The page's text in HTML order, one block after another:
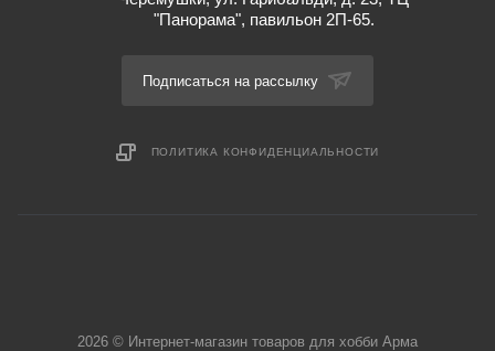
"Панорама", павильон 2П-65.
Подписаться на рассылку
ПОЛИТИКА КОНФИДЕНЦИАЛЬНОСТИ
2026 © Интернет-магазин товаров для хобби Арма